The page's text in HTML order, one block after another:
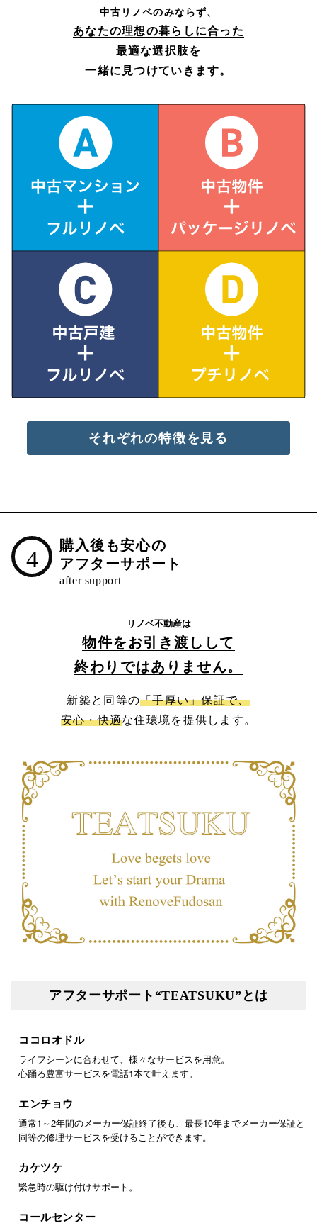
中古リノベのみならず、
あなたの理想の暮らしに合った
最適な選択肢を
一緒に見つけていきます。
それぞれの特徴を見る
4
購入後も安心の
アフターサポート
リノベ不動産は
物件をお引き渡しして
終わりではありません。
新築と同等の「手厚い」保証で、
安心・快適な住環境を提供します。
アフターサポート“TEATSUKU”とは
ココロオドル
ライフシーンに合わせて、様々なサービスを用意。
心踊る豊富サービスを電話1本で叶えます。
エンチョウ
通常1～2年間のメーカー保証終了後も、最長10年までメーカー保証と
同等の修理サービスを受けることができます。
カケツケ
緊急時の駆け付けサポート。
コールセンター